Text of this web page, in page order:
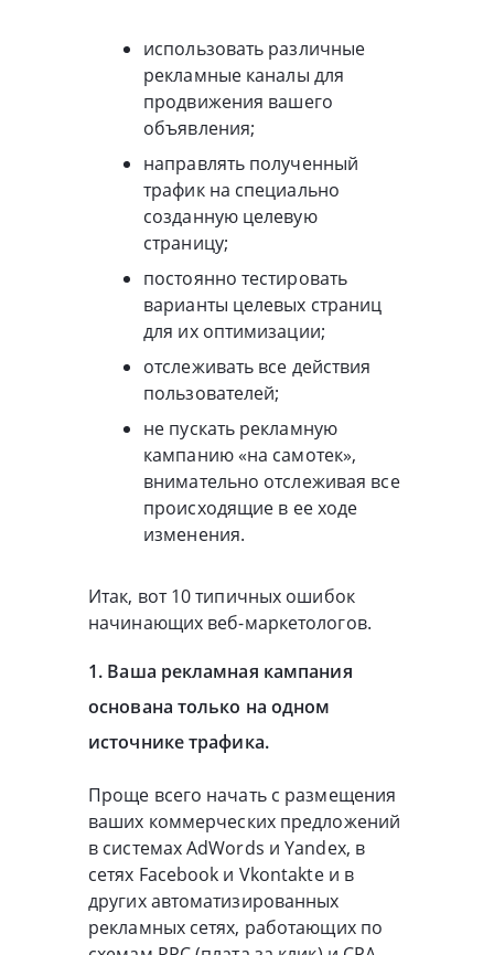
использовать различные
рекламные каналы для
продвижения вашего
объявления;
направлять полученный
трафик на специально
созданную целевую
страницу;
постоянно тестировать
варианты целевых страниц
для их оптимизации;
отслеживать все действия
пользователей;
не пускать рекламную
кампанию «на самотек»,
внимательно отслеживая все
происходящие в ее ходе
изменения.
Итак, вот 10 типичных ошибок
начинающих веб-маркетологов.
1. Ваша рекламная кампания
основана только на одном
источнике трафика.
Проще всего начать с размещения
ваших коммерческих предложений
в системах AdWords и Yandex, в
сетях Facebook и Vkontakte и в
других автоматизированных
рекламных сетях, работающих по